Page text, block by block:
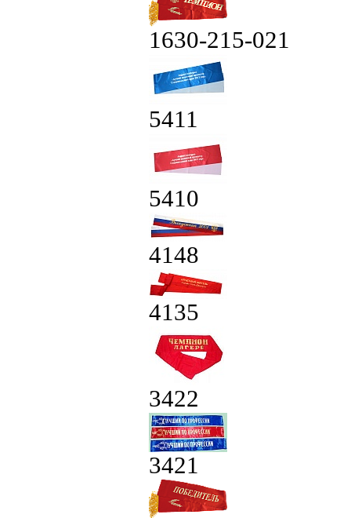
1630-215-021
5411
5410
4148
4135
3422
3421